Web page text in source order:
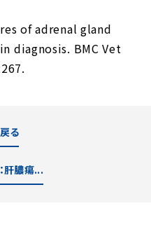
of adrenal gland
diagnosis. BMC Vet
る
肝膿瘍...